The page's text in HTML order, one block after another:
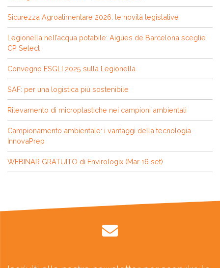
Sicurezza Agroalimentare 2026: le novità legislative
Legionella nell’acqua potabile: Aigües de Barcelona sceglie
CP Select
Convegno ESGLI 2025 sulla Legionella
SAF: per una logistica più sostenibile
Rilevamento di microplastiche nei campioni ambientali
Campionamento ambientale: i vantaggi della tecnologia
InnovaPrep
WEBINAR GRATUITO di Envirologix (Mar 16 set)